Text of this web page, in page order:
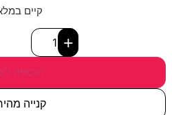
קיים
+
הוספה
קנייה